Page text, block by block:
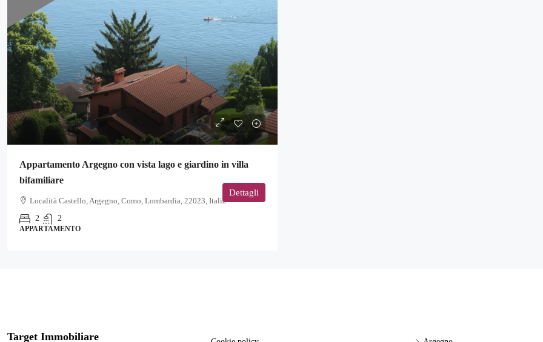
Appartamento Argegno con vista lago e giardino in villa
bifamiliare
Località Castello, Argegno, Como, Lombardia, 22023, Italia
2
2
APPARTAMENTO
Dettagli
Target Immobiliare